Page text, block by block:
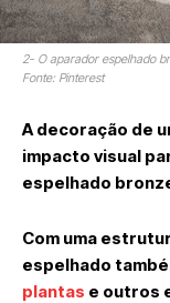
2- O aparador espelhado
Fonte: Pinterest
A decoração de
impacto visual
espelhado
Com uma
espelhado
plantas e outros